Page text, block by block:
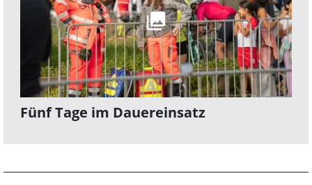
Fünf Tage im Dauereinsatz